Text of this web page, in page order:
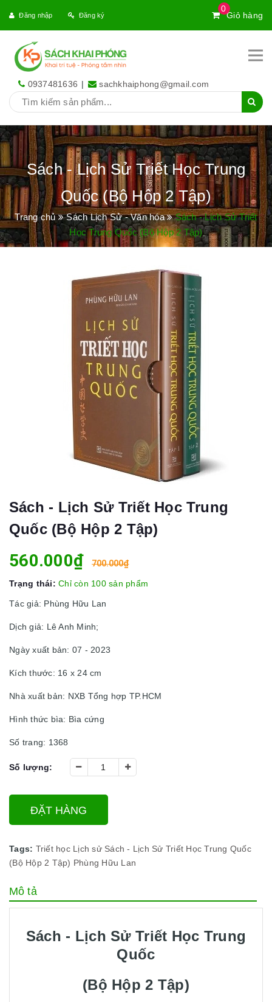
0
Giỏ hàng
Đăng nhập Đăng ký
0937481636 | sachkhaiphong@gmail.com
Sách - Lịch Sử Triết Học Trung
Quốc (Bộ Hộp 2 Tập)
Trang chủ Sách Lịch Sử - Văn hóa
Sách - Lịch Sử Triết
Học Trung Quốc (Bộ Hộp 2 Tập)
Sách - Lịch Sử Triết Học Trung
Quốc (Bộ Hộp 2 Tập)
560.000₫ 700.000₫
Trạng thái: Chỉ còn 100 sản phẩm
Tác giả: Phùng Hữu Lan
Dịch giả: Lê Anh Minh;
Ngày xuất bản: 07 - 2023
Kích thước: 16 x 24 cm
Nhà xuất bản: NXB Tổng hợp TP.HCM
Hình thức bìa: Bìa cứng
Số trang: 1368
Số lượng:
ĐẶT HÀNG
Tags: Triết học Lịch sử Sách - Lịch Sử Triết Học Trung Quốc
(Bộ Hộp 2 Tập) Phùng Hữu Lan
Mô tả
Sách - Lịch Sử Triết Học Trung
Quốc
(Bộ Hộp 2 Tập)